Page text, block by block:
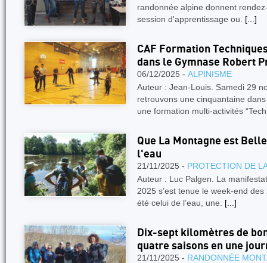
randonnée alpine donnent
session d'apprentissage ou. [...]
CAF Formation
dans le Gymnase Robert
06/12/2025 - ALPINISME
Auteur : Jean-Louis. Samedi 29
retrouvons une cinquantaine
une formation multi-activités
Que La Montagne est
l'eau
21/11/2025 - PROTECTION DE
Auteur : Luc Palgen. La
2025 s’est tenue le week-end
été celui de l’eau, une. [...]
Dix-sept kilomètres de
quatre saisons en une
21/11/2025 - RANDONNÉE